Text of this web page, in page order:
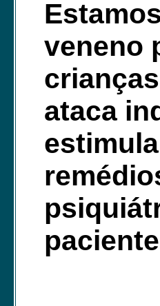
veneno
ataca